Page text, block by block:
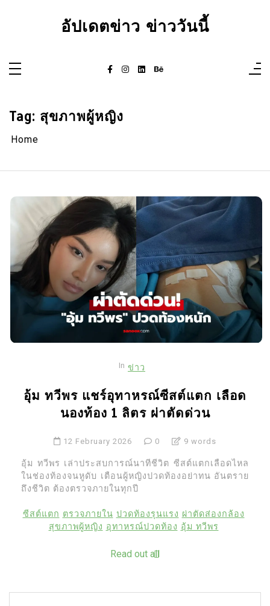
อัปเดตข่าว ข่าววันนี้
Tag: สุขภาพผู้หญิง
Home
In ข่าว
อุ้ม ทวีพร แชร์อุทาหรณ์ซีสต์แตก เลือด
นองท้อง 1 ลิตร ผ่าตัดด่วน
12 February 2026 0 9 words
อุ้ม ทวีพร เล่าประสบการณ์นาทีชีวิต ซีสต์แตกเลือดไหล
ในช่องท้องจนหูดับ เตือนผู้หญิงปวดท้องอย่าทน อันตราย
ถึงชีวิต ต้องตรวจภายในทุกปี
ซีสต์แตก ตรวจภายใน ปวดท้องรุนแรง ผ่าตัดส่องกล้อง
สุขภาพผู้หญิง อุทาหรณ์ปวดท้อง อุ้ม ทวีพร
Read out all